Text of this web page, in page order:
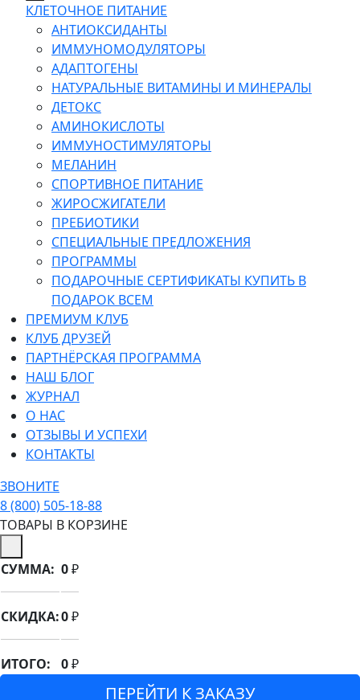
КЛЕТОЧНОЕ ПИТАНИЕ
АНТИОКСИДАНТЫ
ИММУНОМОДУЛЯТОРЫ
АДАПТОГЕНЫ
НАТУРАЛЬНЫЕ ВИТАМИНЫ И МИНЕРАЛЫ
ДЕТОКС
АМИНОКИСЛОТЫ
ИММУНОСТИМУЛЯТОРЫ
МЕЛАНИН
СПОРТИВНОЕ ПИТАНИЕ
ЖИРОСЖИГАТЕЛИ
ПРЕБИОТИКИ
СПЕЦИАЛЬНЫЕ ПРЕДЛОЖЕНИЯ
ПРОГРАММЫ
ПОДАРОЧНЫЕ СЕРТИФИКАТЫ КУПИТЬ В
ПОДАРОК ВСЕМ
ПРЕМИУМ КЛУБ
КЛУБ ДРУЗЕЙ
ПАРТНЁРСКАЯ ПРОГРАММА
НАШ БЛОГ
ЖУРНАЛ
О НАС
ОТЗЫВЫ И УСПЕХИ
КОНТАКТЫ
ЗВОНИТЕ
8 (800) 505-18-88
ТОВАРЫ В КОРЗИНЕ
СУММА: 0₽
СКИДКА:0₽
ИТОГО: 0₽
ПЕРЕЙТИ К ЗАКАЗУ